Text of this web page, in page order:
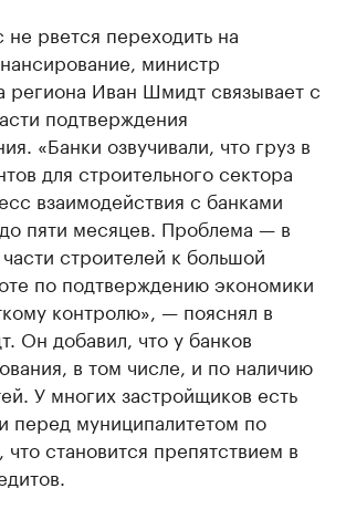
не рвется переходить на
министр
региона Иван Шмидт связывает с
подтверждения
«Банки озвучивали, что груз в
для строительного сектора
взаимодействия с банками
пяти месяцев. Проблема — в
строителей к большой
по подтверждению экономики
контролю», — пояснял в
Он добавил, что у банков
в том числе, и по наличию
У многих застройщиков есть
перед муниципалитетом по
становится препятствием в